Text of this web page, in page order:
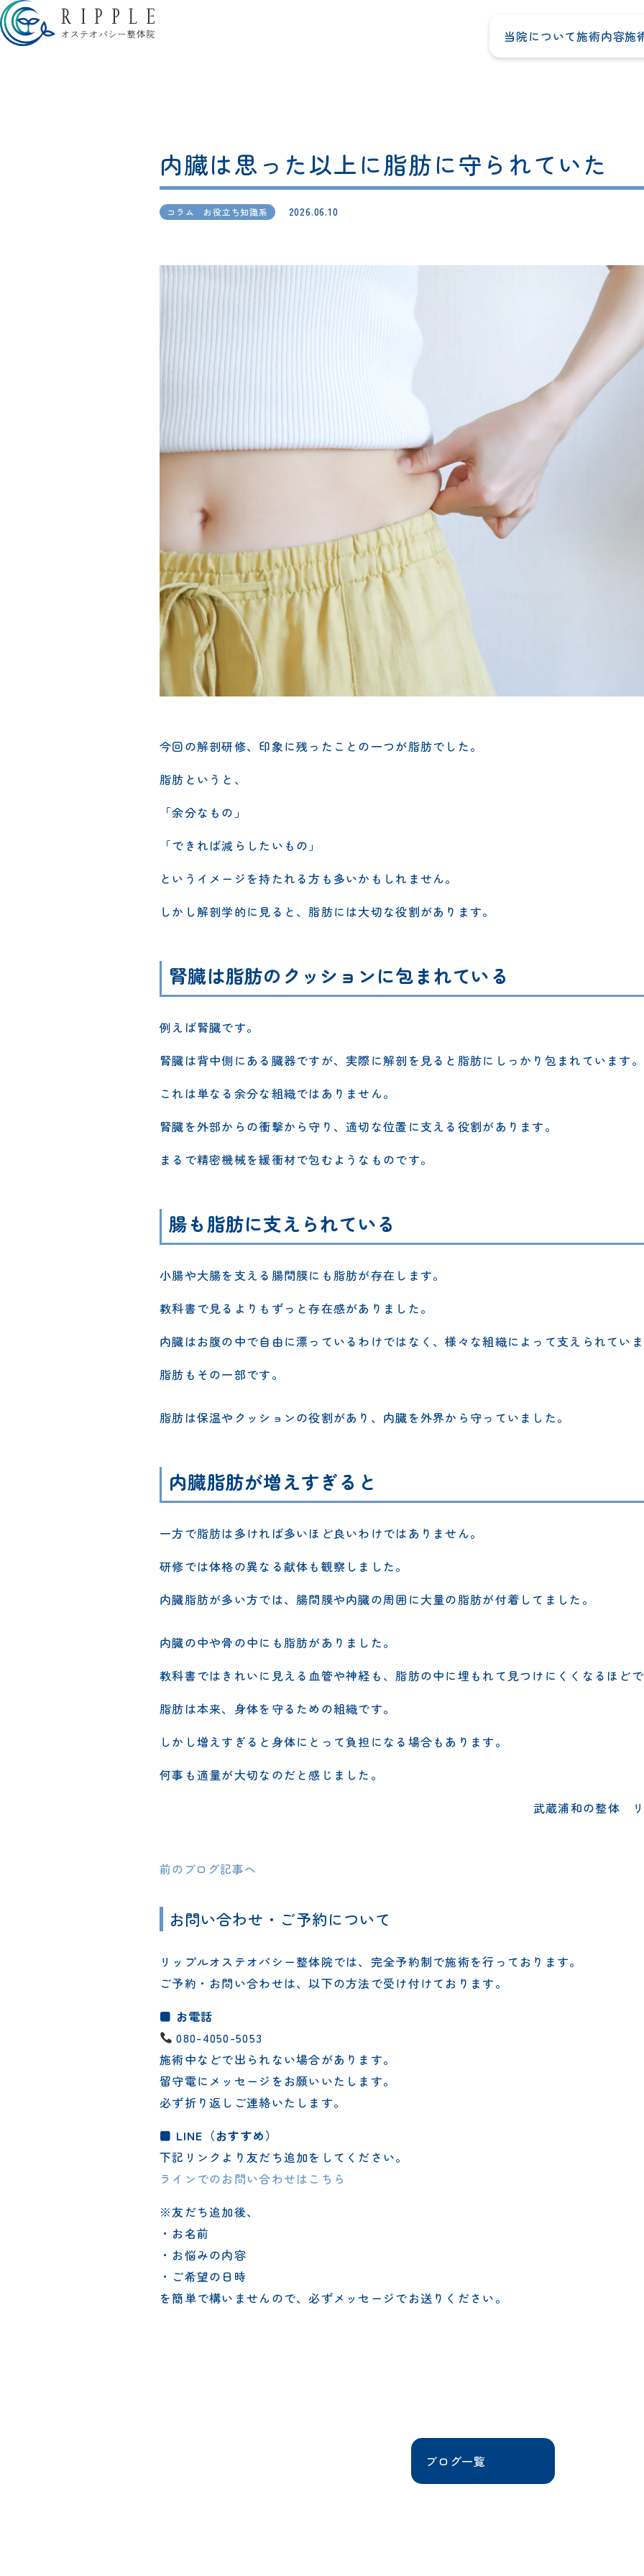
当院について施術内容施
内臓は思った以上に脂肪に守られていた
コラム お役立ち知識系 2026.06.10
今回の解剖研修、印象に残ったことの一つが脂肪でした。
脂肪というと、
「余分なもの」
「できれば減らしたいもの」
というイメージを持たれる方も多いかもしれません。
しかし解剖学的に見ると、脂肪には大切な役割があります。
腎臓は脂肪のクッションに包まれている
例えば腎臓です。
腎臓は背中側にある臓器ですが、実際に解剖を見ると脂肪にしっかり包まれています。
これは単なる余分な組織ではありません。
腎臓を外部からの衝撃から守り、適切な位置に支える役割があります。
まるで精密機械を緩衝材で包むようなものです。
腸も脂肪に支えられている
小腸や大腸を支える腸間膜にも脂肪が存在します。
教科書で見るよりもずっと存在感がありました。
内臓はお腹の中で自由に漂っているわけではなく、様々な組織によって支えられてい
脂肪もその一部です。
脂肪は保温やクッションの役割があり、内臓を外界から守っていました。
内臓脂肪が増えすぎると
一方で脂肪は多ければ多いほど良いわけではありません。
研修では体格の異なる献体も観察しました。
内臓脂肪が多い方では、腸間膜や内臓の周囲に大量の脂肪が付着してました。
内臓の中や骨の中にも脂肪がありました。
教科書ではきれいに見える血管や神経も、脂肪の中に埋もれて見つけにくくなるほど
脂肪は本来、身体を守るための組織です。
しかし増えすぎると身体にとって負担になる場合もあります。
何事も適量が大切なのだと感じました。
武蔵浦和の整体
前のブログ記事へ
お問い合わせ・ご予約について
リップルオステオパシー整体院では、完全予約制で施術を行っております。
ご予約・お問い合わせは、以下の方法で受け付けております。
■ お電話
080-4050-5053
施術中などで出られない場合があります。
留守電にメッセージをお願いいたします。
必ず折り返しご連絡いたします。
■ LINE（おすすめ）
下記リンクより友だち追加をしてください。
ラインでのお問い合わせはこちら
※友だち追加後、
・お名前
・お悩みの内容
・ご希望の日時
を簡単で構いませんので、必ずメッセージでお送りください。
ブログ一覧